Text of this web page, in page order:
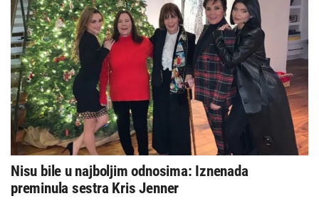
Nisu bile u najboljim odnosima: Iznenada
preminula sestra Kris Jenner